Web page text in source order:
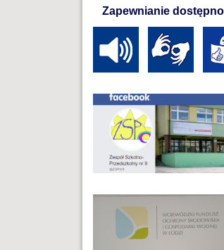
Zapewnianie